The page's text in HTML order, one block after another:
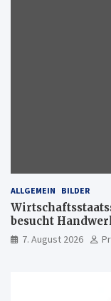
ALLGEMEIN BILDER
besucht
Freiburg
7. August 2026